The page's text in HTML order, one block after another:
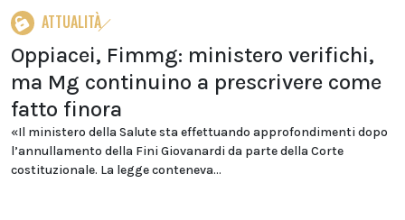
ATTUALITÀ
Oppiacei, Fimmg: ministero verifichi,
ma Mg continuino a prescrivere come
fatto finora
«Il ministero della Salute sta effettuando approfondimenti dopo
l’annullamento della Fini Giovanardi da parte della Corte
costituzionale. La legge conteneva...